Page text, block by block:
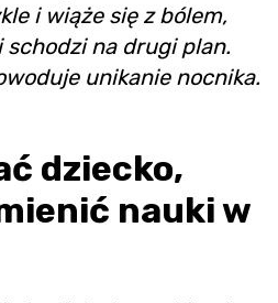
i wiąże się z bólem,
na drugi plan.
unikanie nocnika.
dziecko,
nauki w